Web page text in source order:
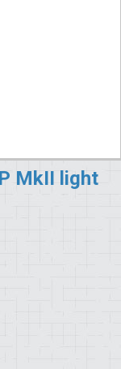
MkII light